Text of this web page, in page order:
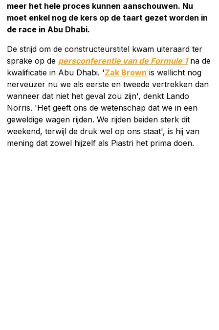
meer het hele proces kunnen aanschouwen. Nu
moet enkel nog de kers op de taart gezet worden in
de race in Abu Dhabi.
De strijd om de constructeurstitel kwam uiteraard ter
sprake op de persconferentie van de Formule 1 na de
kwalificatie in Abu Dhabi. 'Zak Brown is wellicht nog
nerveuzer nu we als eerste en tweede vertrekken dan
wanneer dat niet het geval zou zijn', denkt Lando
Norris. 'Het geeft ons de wetenschap dat we in een
geweldige wagen rijden. We rijden beiden sterk dit
weekend, terwijl de druk wel op ons staat', is hij van
mening dat zowel hijzelf als Piastri het prima doen.